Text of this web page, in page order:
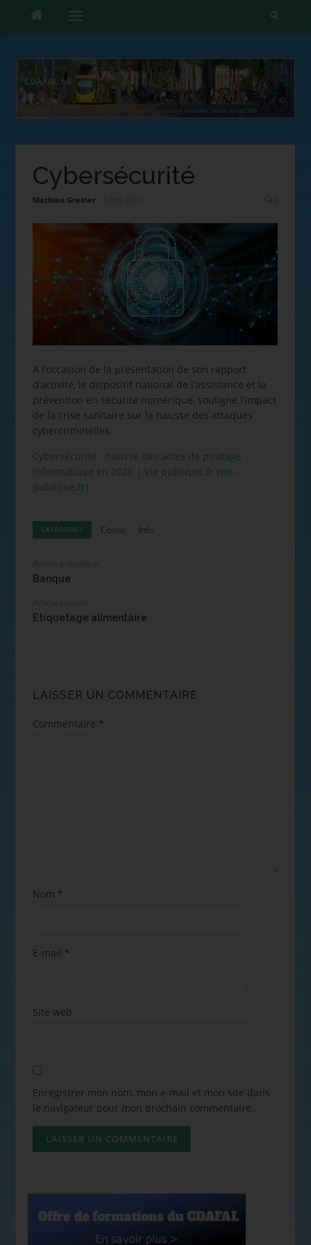
Menu
Cybersécurité
Mathieu Greiner
A l’occasion de la présentation de son rapport
d’activité, le dispositif national de l’assistance et la
prévention en sécurité numérique, souligne l’impact
de la crise sanitaire sur la hausse des attaques
cybercriminelles.
Cybersécurité : hausse des actes de piratage
informatique en 2020 | Vie publique.fr (vie-
publique.fr)
CATÉGORIES Conso Info
Banque
Etiquetage alimentaire
LAISSER UN COMMENTAIRE
Commentaire *
Nom *
E-mail *
Site web
Enregistrer mon nom, mon e-mail et mon site dans
le navigateur pour mon prochain commentaire.